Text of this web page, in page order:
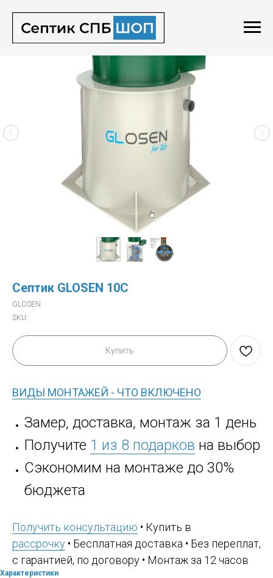
Септик GLOSEN 10C
GLOSEN
SKU:
Купить
ВИДЫ МОНТАЖЕЙ - ЧТО ВКЛЮЧЕНО
Замер, доставка, монтаж за 1 день
Получите 1 из 8 подарков на выбор
Сэкономим на монтаже до 30%
бюджета
Получить консультацию • Купить в
рассрочку • Бесплатная доставка • Без переплат,
с гарантией, по договору • Монтаж за 12 часов
Характеристики